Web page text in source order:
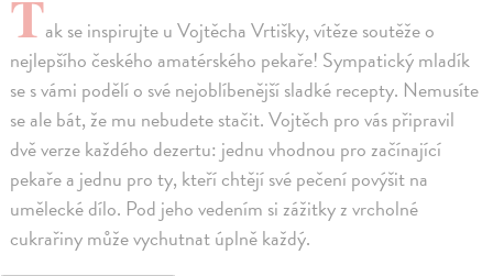
Tak se inspirujte u Vojtěcha Vrtišky, vítěze soutěže o
nejlepšího českého amatérského pekaře! Sympatický mladík
se s vámi podělí o své nejoblíbenější sladké recepty. Nemusíte
se ale bát, že mu nebudete stačit. Vojtěch pro vás připravil
dvě verze každého dezertu: jednu vhodnou pro začínající
pekaře a jednu pro ty, kteří chtějí své pečení povýšit na
umělecké dílo. Pod jeho vedením si zážitky z vrcholné
cukrařiny může vychutnat úplně každý.